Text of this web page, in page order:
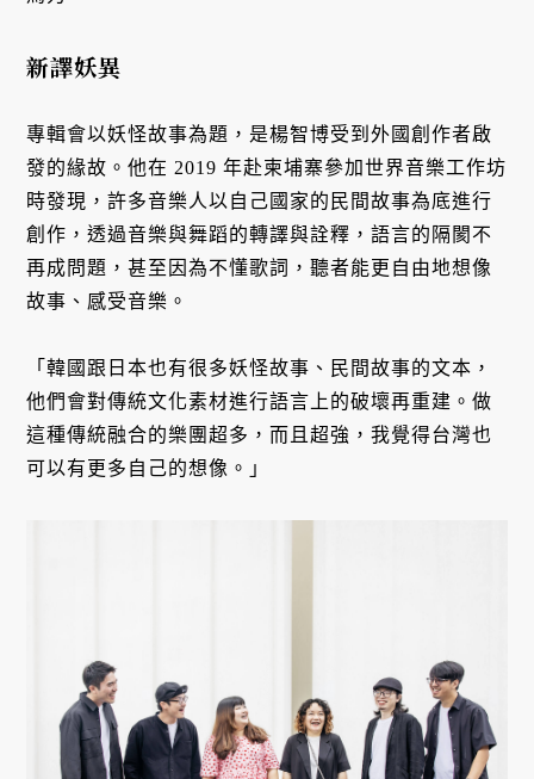
新譯妖異
專輯會以妖怪故事為題，是楊智博受到外國創作者啟
發的緣故。他在 2019 年赴柬埔寨參加世界音樂工作坊
時發現，許多音樂人以自己國家的民間故事為底進行
創作，透過音樂與舞蹈的轉譯與詮釋，語言的隔閡不
再成問題，甚至因為不懂歌詞，聽者能更自由地想像
故事、感受音樂。
「韓國跟日本也有很多妖怪故事、民間故事的文本，
他們會對傳統文化素材進行語言上的破壞再重建。做
這種傳統融合的樂團超多，而且超強，我覺得台灣也
可以有更多自己的想像。」